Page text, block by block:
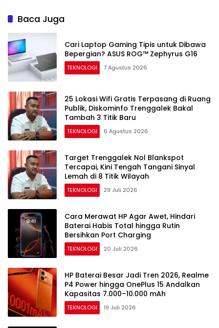
10.000 mAh
Baca Juga
Cari Laptop Gaming Tipis untuk Dibawa
Bepergian? ASUS ROG™ Zephyrus G16
TEKNOLOGI 7 Agustus 2026
25 Lokasi Wifi Gratis Terpasang di Ruang
Publik, Diskominfo Trenggalek Bakal
Tambah 3 Titik Baru
TEKNOLOGI 6 Agustus 2026
Target Trenggalek Nol Blankspot
Tercapai, Kini Tengah Tangani Sinyal
Lemah di 8 Titik Wilayah
TEKNOLOGI 29 Juli 2026
Cara Merawat HP Agar Awet, Hindari
Baterai Habis Total hingga Rutin
Bersihkan Port Charging
TEKNOLOGI 20 Juli 2026
HP Baterai Besar Jadi Tren 2026, Realme
P4 Power hingga OnePlus 15 Andalkan
Kapasitas 7.000–10.000 mAh
TEKNOLOGI 19 Juli 2026